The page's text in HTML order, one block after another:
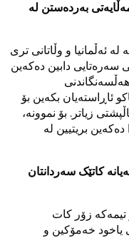
بەردەستن لە
ئەڵمانیا و وڵاتانی تری
سەرەتایی دابین دەکەین
ئاڕاستەیان بکەین بۆ
زیاتر. بۆ نموونە،
بریتیین لە
کاتێک سەردانتان
زۆر کات
یاخود خەمۆکین و